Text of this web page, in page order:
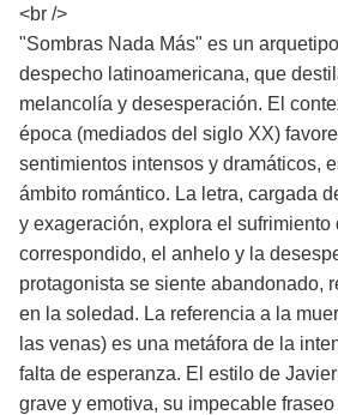
<br />
"Sombras Nada Más" es un
despecho latinoamericana, que
melancolía y desesperación. El
época (mediados del siglo XX)
sentimientos intensos y dramáticos,
ámbito romántico. La letra, cargada
y exageración, explora el sufrimiento
correspondido, el anhelo y la
protagonista se siente abandonado,
en la soledad. La referencia a la
las venas) es una metáfora de la
falta de esperanza. El estilo de
grave y emotiva, su impecable